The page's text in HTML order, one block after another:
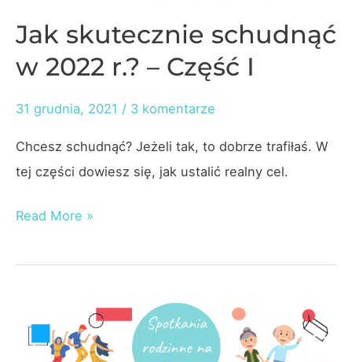
Jak skutecznie schudnąć
w 2022 r.? – Część I
31 grudnia, 2021 / 3 komentarze
Chcesz schudnąć? Jeżeli tak, to dobrze trafiłaś. W
tej części dowiesz się, jak ustalić realny cel.
Jak
schudnąć
Read More »